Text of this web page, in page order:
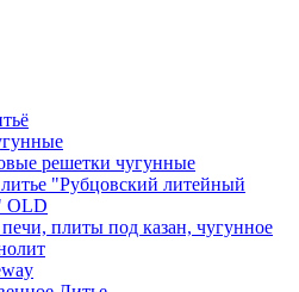
решетки чугунные
"Рубцовский литейный
OLD
плиты под казан, чугунное